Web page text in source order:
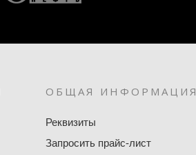
ОБЩАЯ ИНФОРМАЦИЯ
Реквизиты
Запросить прайс-лист